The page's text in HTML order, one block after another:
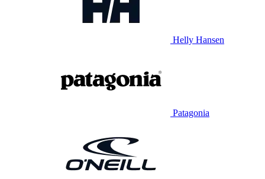
Helly Hansen
Patagonia